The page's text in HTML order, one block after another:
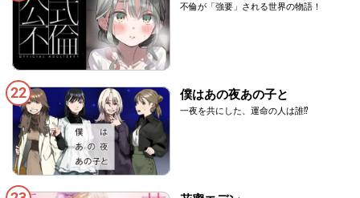
不倫が「強要」される世界の物語！
22 僕はあの夜あの子と
一夜を共にした、運命の人は誰⁉